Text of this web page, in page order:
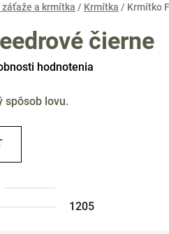
záťaže a krmítka / Krmítka / Krmítko
čierne
hodnotenia
spôsob lovu.
1205